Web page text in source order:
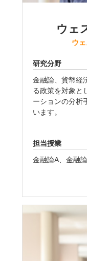
ウェ
ウ
研究分野
金融論、貨幣経
る政策を対象と
ーションの分析
います。
担当授業
金融論A、金融